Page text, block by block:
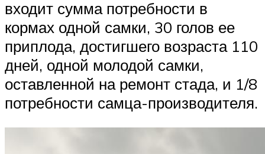
входит сумма потребности в
кормах одной самки, 30 голов ее
приплода, достигшего возраста 110
дней, одной молодой самки,
оставленной на ремонт стада, и 1/8
потребности самца-производителя.